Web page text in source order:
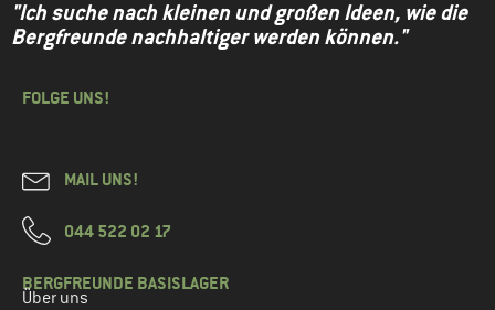
"Ich suche nach kleinen und großen Ideen, wie die
Bergfreunde nachhaltiger werden können."
FOLGE UNS!
MAIL UNS!
044 522 02 17
BERGFREUNDE BASISLAGER
Über uns